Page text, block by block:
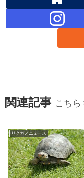
関連記事 こちら
リクガメニュース